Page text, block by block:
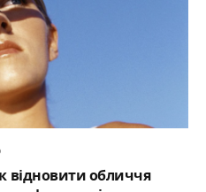
відновити обличчя